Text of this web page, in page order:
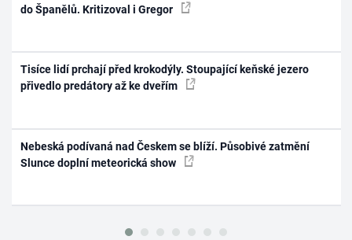
do Španělů. Kritizoval i Gregor
Tisíce lidí prchají před krokodýly. Stoupající keňské jezero
přivedlo predátory až ke dveřím
Nebeská podívaná nad Českem se blíží. Působivé zatmění
Slunce doplní meteorická show